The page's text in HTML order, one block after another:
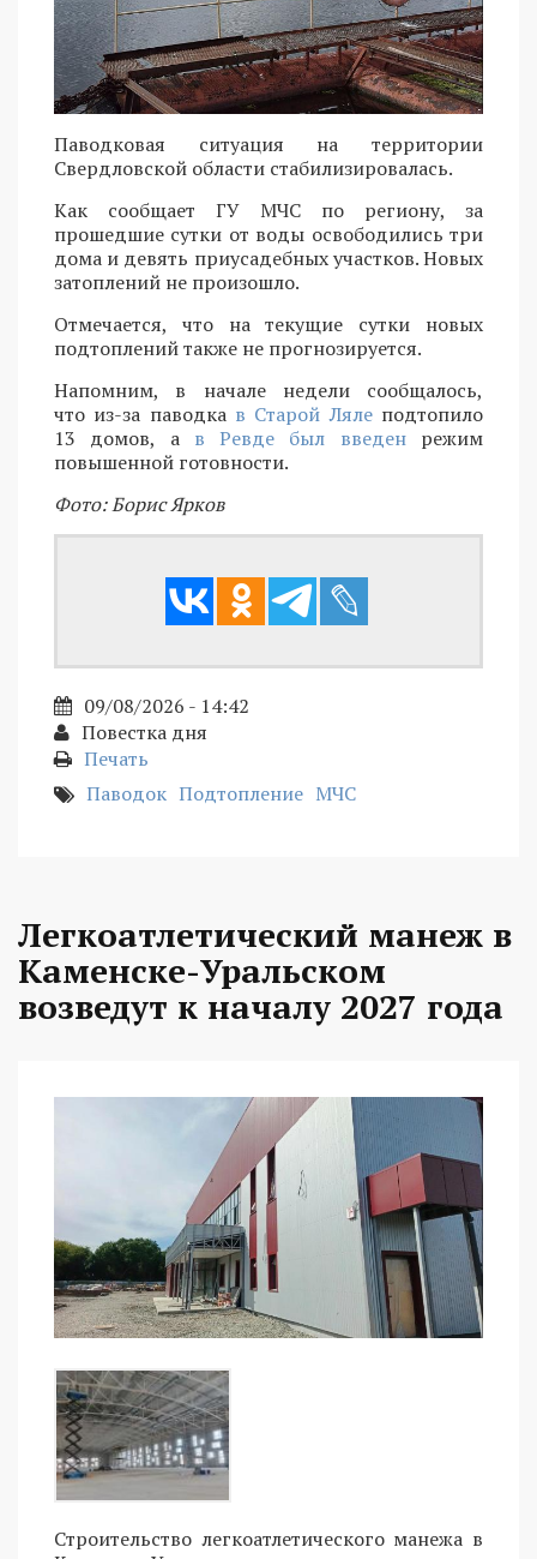
Паводковая ситуация на территории
Свердловской области стабилизировалась.
Как сообщает ГУ МЧС по региону, за
прошедшие сутки от воды освободились три
дома и девять приусадебных участков. Новых
затоплений не произошло.
Отмечается, что на текущие сутки новых
подтоплений также не прогнозируется.
Напомним, в начале недели сообщалось,
что из-за паводка в Старой Лялеподтопило
13 домов, а в Ревде был введенрежим
повышенной готовности.
Фото: Борис Ярков
09/08/2026 - 14:42
Повестка дня
Печать
Паводок Подтопление МЧС
Легкоатлетический манеж в
Каменске-Уральском
возведут к началу 2027 года
Строительство легкоатлетического манежа в